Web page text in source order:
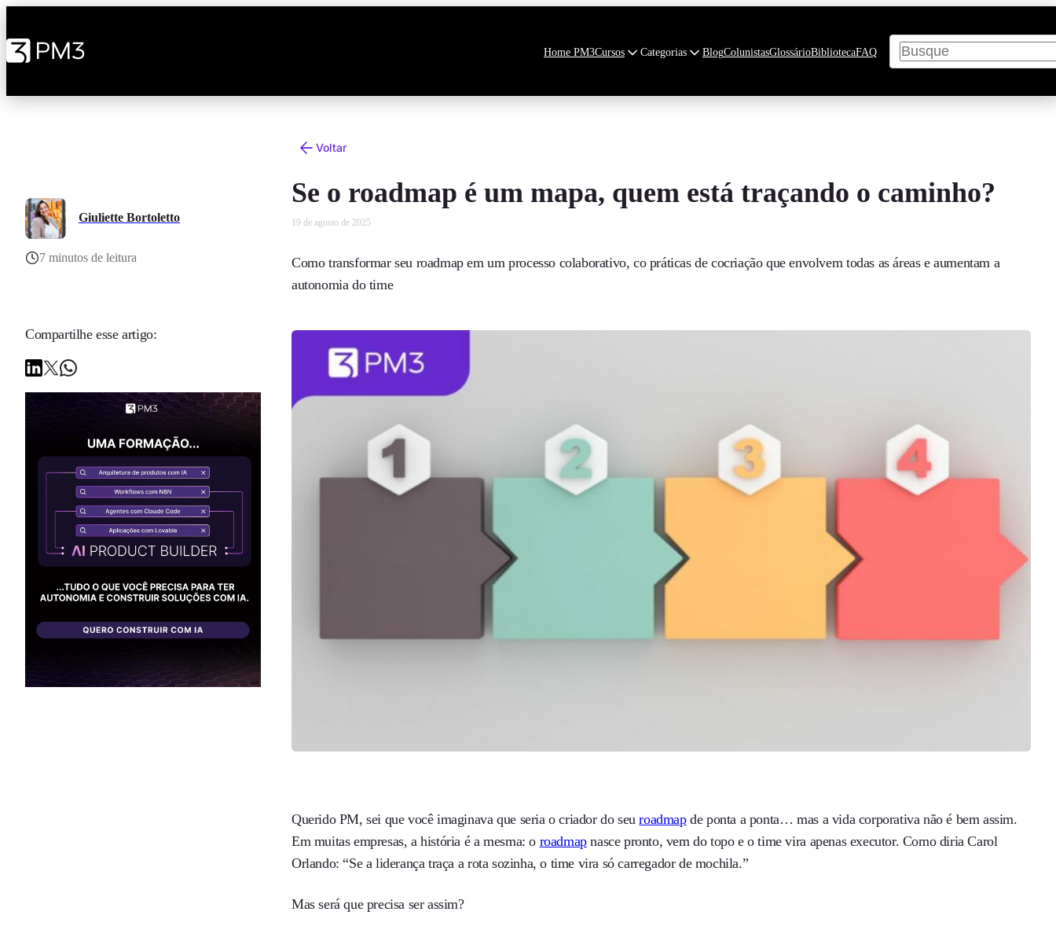
Home PM3Cursos Categorias BlogColunistasGlossárioBibliotecaFAQ
Pesquisar
Voltar
Giuliette Bortoletto
7 minutos de leitura
Compartilhe esse artigo:
Se o roadmap é um mapa, quem está traçando o caminho?
19 de agosto de 2025
Como transformar seu roadmap em um processo colaborativo, co práticas de cocriação que envolvem todas as áreas e aumentam a
autonomia do time
Querido PM, sei que você imaginava que seria o criador do seuroadmapde ponta a ponta… mas a vida corporativa não é bem assim.
Em muitas empresas, a história é a mesma: o roadmapnasce pronto, vem do topo e o time vira apenas executor. Como diria Carol
Orlando: “Se a liderança traça a rota sozinha, o time vira só carregador de mochila.”
Mas será que precisa ser assim?